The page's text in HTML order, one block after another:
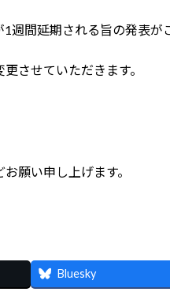
間延期される旨の発表が
させていただきます。
願い申し上げます。
Bluesky